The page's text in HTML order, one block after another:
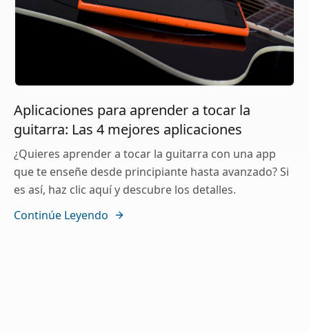
Aplicaciones para aprender a tocar la
guitarra: Las 4 mejores aplicaciones
¿Quieres aprender a tocar la guitarra con una app
que te enseñe desde principiante hasta avanzado? Si
es así, haz clic aquí y descubre los detalles.
Continúe Leyendo